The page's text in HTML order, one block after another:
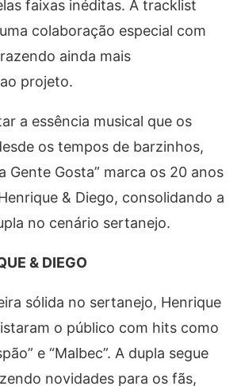
faixas inéditas. A tracklist
colaboração especial com
ainda mais
projeto.
a essência musical que os
os tempos de barzinhos,
Gente Gosta” marca os 20 anos
& Diego, consolidando a
no cenário sertanejo.
& DIEGO
sólida no sertanejo, Henrique
o público com hits como
e “Malbec”. A dupla segue
novidades para os fãs,